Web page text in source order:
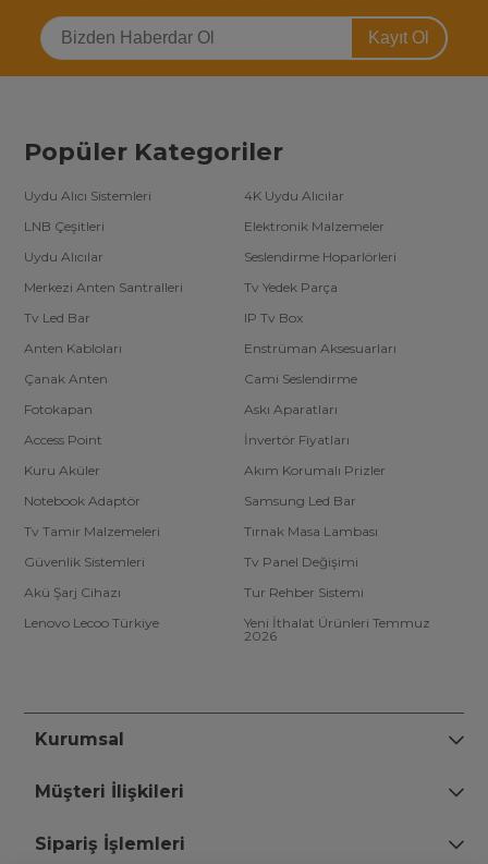
Kayıt Ol
Popüler Kategoriler
Uydu Alıcı Sistemleri
4K Uydu Alıcılar
LNB Çeşitleri
Elektronik Malzemeler
Uydu Alıcılar
Seslendirme Hoparlörleri
Merkezi Anten Santralleri
Tv Yedek Parça
Tv Led Bar
IP Tv Box
Anten Kabloları
Enstrüman Aksesuarları
Çanak Anten
Cami Seslendirme
Fotokapan
Askı Aparatları
Access Point
İnvertör Fiyatları
Kuru Aküler
Akım Korumalı Prizler
Notebook Adaptör
Samsung Led Bar
Tv Tamir Malzemeleri
Tırnak Masa Lambası
Güvenlik Sistemleri
Tv Panel Değişimi
Akü Şarj Cihazı
Tur Rehber Sistemi
Lenovo Lecoo Türkiye
Yeni İthalat Ürünleri Temmuz
2026
Kurumsal
Müşteri İlişkileri
Sipariş İşlemleri